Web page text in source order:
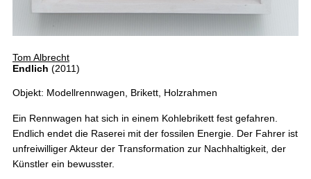
Tom Albrecht
Endlich (2011)
Objekt: Modellrennwagen, Brikett, Holzrahmen
Ein Rennwagen hat sich in einem Kohlebrikett fest gefahren.
Endlich endet die Raserei mit der fossilen Energie. Der Fahrer ist
unfreiwilliger Akteur der Transformation zur Nachhaltigkeit, der
Künstler ein bewusster.